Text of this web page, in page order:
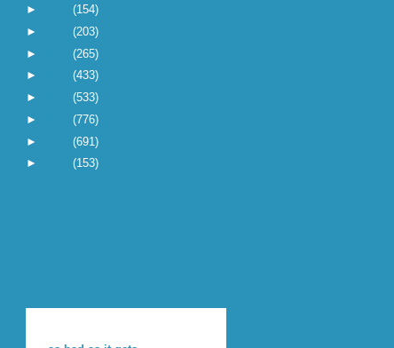
►
(154)
►
(203)
►
(265)
►
(433)
►
(533)
►
(776)
►
(691)
►
(153)